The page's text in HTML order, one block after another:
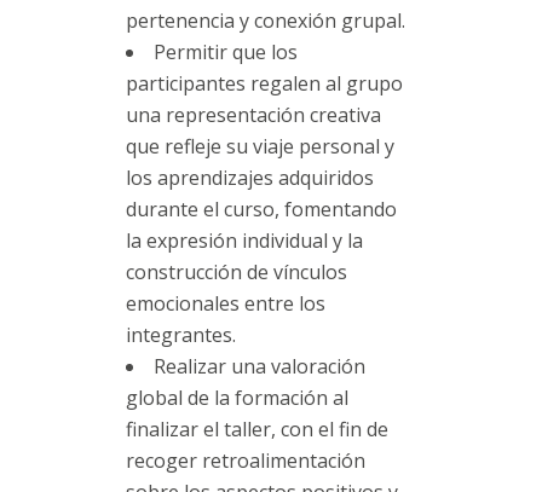
pertenencia y conexión grupal.
Permitir que los
participantes regalen al grupo
una representación creativa
que refleje su viaje personal y
los aprendizajes adquiridos
durante el curso, fomentando
la expresión individual y la
construcción de vínculos
emocionales entre los
integrantes.
Realizar una valoración
global de la formación al
finalizar el taller, con el fin de
recoger retroalimentación